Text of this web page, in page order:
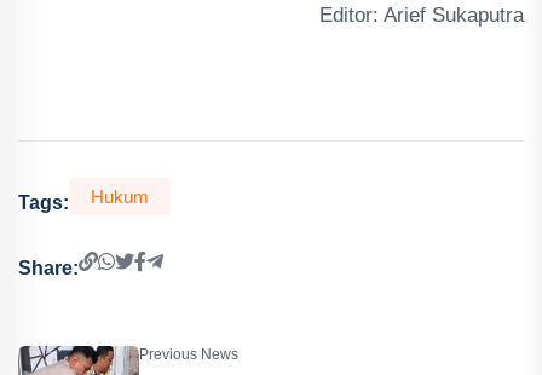
Editor: Arief Sukaputra
Tags: Hukum
Share:
Previous News